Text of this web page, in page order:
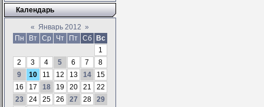
Календарь
« Январь 2012 »
Пн
Вт Ср Чт Пт Сб
Вс
1
2
3 4 5 6 7
8
9
10 11 12 13 14
15
16
17 18 19 20 21
22
23
24 25 26 27 28
29